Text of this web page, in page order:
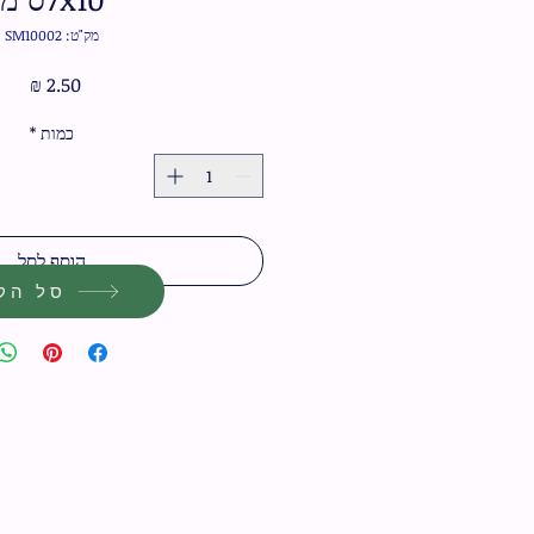
מק"ט: SM10002
‏2.50 ‏₪
כמות *
הוסף לסל
סל